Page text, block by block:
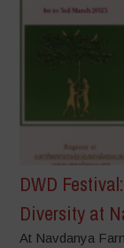
DWD
Diversity at
At Navdanya